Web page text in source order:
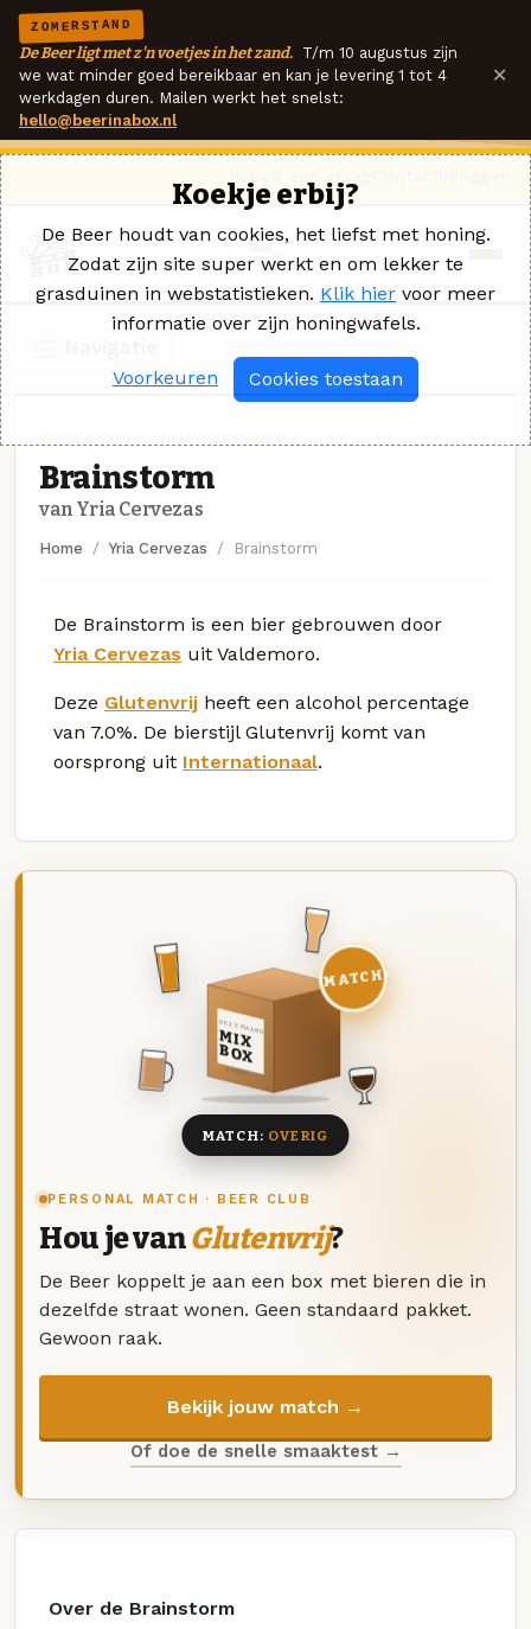
ZOMERSTAND
De Beer ligt met z'n voetjes in het zand. T/m 10 augustus zijn
we wat minder goed bereikbaar en kan je levering 1 tot 4
werkdagen duren. Mailen werkt het snelst:
hello@beerinabox.nl
×
Brainstorm
van Yria Cervezas
Home Yria Cervezas Brainstorm
De Brainstorm is een bier gebrouwen door
Yria Cervezas uit Valdemoro.
Deze Glutenvrij heeft een alcohol percentage
van 7.0%. De bierstijl Glutenvrij komt van
oorsprong uit Internationaal.
PERSONAL MATCH · BEER CLUB
Hou je vanGlutenvrij?
De Beer koppelt je aan een box met bieren die in
dezelfde straat wonen. Geen standaard pakket.
Gewoon raak.
Bekijk jouw match →
Of doe de snelle smaaktest →
DEZE MAAND
MIX
BOX
8 BIEREN
MATCH
MATCH: OVERIG
Over de Brainstorm
Koekje erbij?
De Beer houdt van cookies, het liefst met honing.
Zodat zijn site super werkt en om lekker te
grasduinen in webstatistieken. Klik hier voor meer
informatie over zijn honingwafels.
Voorkeuren Cookies toestaan